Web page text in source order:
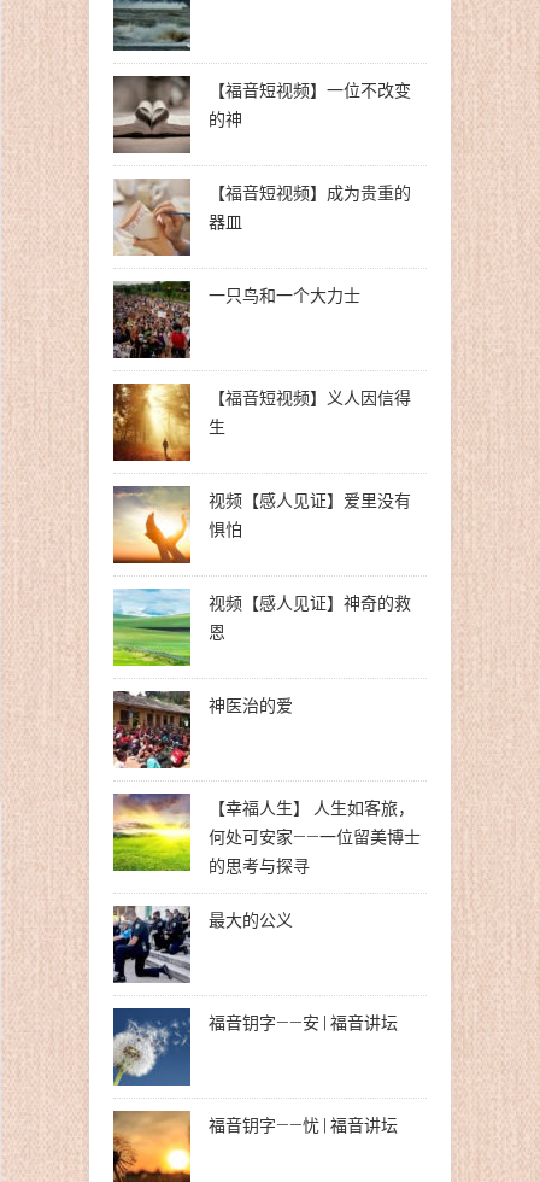
【福音短视频】一位不改变
的神
【福音短视频】成为贵重的
器皿
一只鸟和一个大力士
【福音短视频】义人因信得
生
视频【感人见证】爱里没有
惧怕
视频【感人见证】神奇的救
恩
神医治的爱
【幸福人生】 人生如客旅，
何处可安家——一位留美博士
的思考与探寻
最大的公义
福音钥字——安 | 福音讲坛
福音钥字——忧 | 福音讲坛